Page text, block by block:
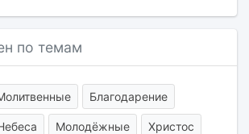
по темам
Благодарение
Молодёжные Христос